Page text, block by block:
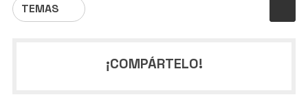
TEMAS
¡COMPÁRTELO!